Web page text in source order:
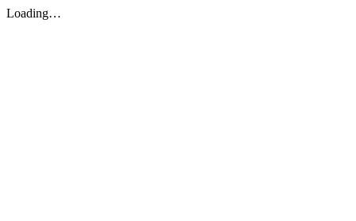
Loading…